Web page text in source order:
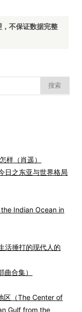
不保证数据完整
样（肖遥）
日之东亚与世界格局
Indian Ocean in
活捶打的现代人的
合集）
区（The Center of
Gulf from the